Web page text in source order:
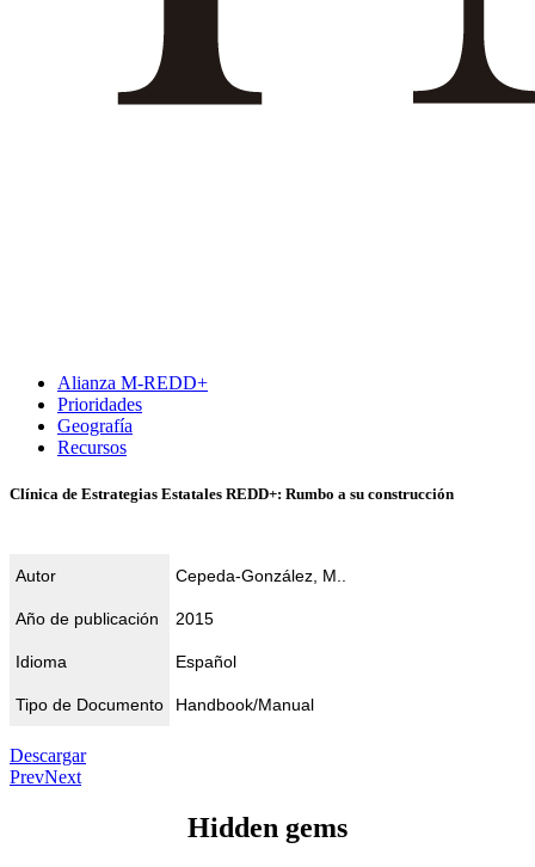
Alianza M-REDD+
Prioridades
Geografía
Recursos
Clínica de Estrategias Estatales REDD+: Rumbo a su construcción
Autor Cepeda-González, M..
Año de publicación 2015
Idioma Español
Tipo de Documento Handbook/Manual
Descargar
PrevNext
Hidden gems